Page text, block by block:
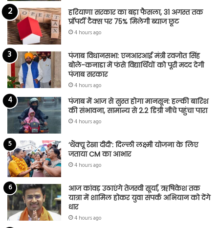
हरियाणा सरकार का बड़ा फैसला, 31 अगस्त तक
प्रॉपर्टी टैक्स पर 75% मिलेगी ब्याज छूट
4 hours ago
पंजाब विधानसभा: एनआरआई मंत्री रवजोत सिंह
बोले-कनाडा में फंसे विद्यार्थियों को पूरी मदद देगी
पंजाब सरकार
4 hours ago
पंजाब में आज से सुस्त होगा मानसून: हल्की बारिश
की संभावना, सामान्य से 2.2 डिग्री नीचे पहुंचा पारा
4 hours ago
‘थैंक्यू रेखा दीदी’: दिल्ली लक्ष्मी योजना के लिए
जताया CM का आभार
4 hours ago
आज कांवड़ उठाएंगे तेजस्वी सूर्या, ऋषिकेश तक
यात्रा में शामिल होकर युवा संपर्क अभियान को देंगे
धार
4 hours ago